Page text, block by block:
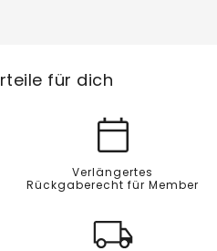
für dich
Verlängertes
Rückgaberecht für Member